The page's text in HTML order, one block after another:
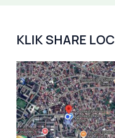
KLIK SHARE LOC